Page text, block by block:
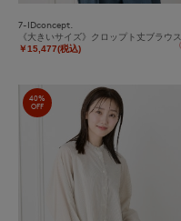
7-IDconcept.
《大きいサイズ》クロップト丈ブラウス
￥15,477(税込)
40%
OFF